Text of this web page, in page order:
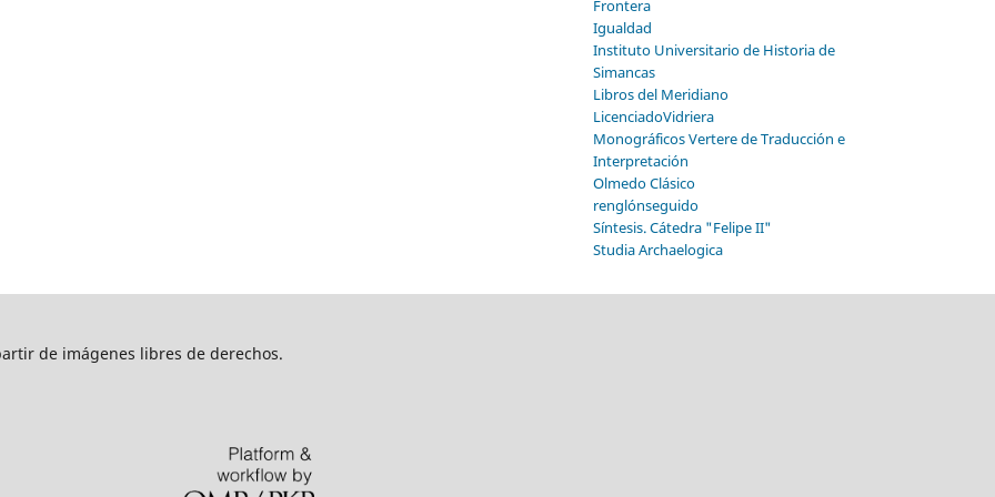
Frontera
Igualdad
Instituto Universitario de Historia de
Simancas
Libros del Meridiano
LicenciadoVidriera
Monográficos Vertere de Traducción e
Interpretación
Olmedo Clásico
renglónseguido
Síntesis. Cátedra "Felipe II"
Studia Archaelogica
de imágenes libres de derechos.